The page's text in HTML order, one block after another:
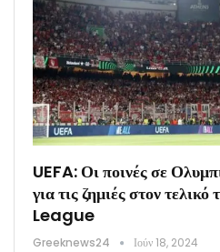
UEFA: Οι ποινές σε
για τις ζημιές στον
League
Greeknews24 Ιούν 18, 2024